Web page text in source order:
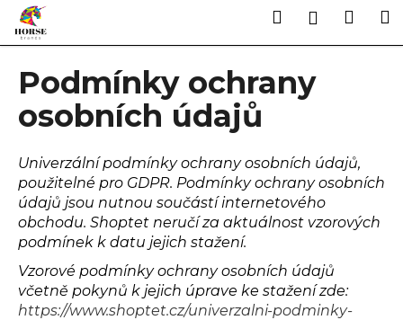
Přejít
obsah
Hledat
košík
Podmínky ochrany
osobních údajů
Univerzální podmínky ochrany osobních údajů,
použitelné pro GDPR. Podmínky ochrany osobních
údajů jsou nutnou součástí internetového
obchodu. Shoptet neručí za aktuálnost vzorových
podmínek k datu jejich stažení.
Vzorové podmínky ochrany osobních údajů
včetně pokynů k jejich úprave ke stažení zde:
https://www.shoptet.cz/univerzalni-podminky-
Zpět
Zpět
C
o
o
t
ř
e
b
u
j